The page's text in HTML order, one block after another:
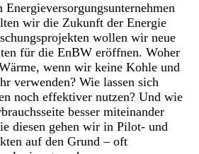
wir die Zukunft der Energie
wollen wir neue
für die EnBW eröffnen. Woher
wenn wir keine Kohle und
verwenden? Wie lassen sich
noch effektiver nutzen? Und wie
besser miteinander
diesen gehen wir in Pilot- und
auf den Grund – oft